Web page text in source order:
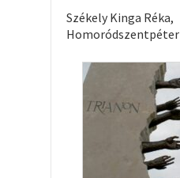
Székely Kinga Réka,
Homoródszentpéter